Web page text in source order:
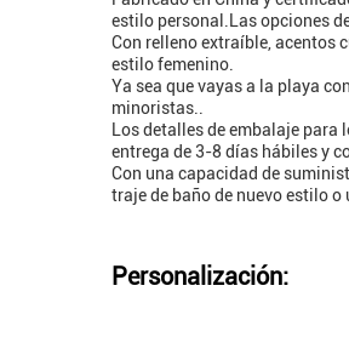
estilo personal.Las opciones
Con relleno extraíble, acentos
estilo femenino.
Ya sea que vayas a la playa
minoristas..
Los detalles de embalaje
entrega de 3-8 días hábiles y
Con una capacidad de
traje de baño de nuevo estilo
Personalización: